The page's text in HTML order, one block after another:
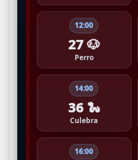
12:00
27 🐶
Perro
14:00
36 🐍
Culebra
16:00